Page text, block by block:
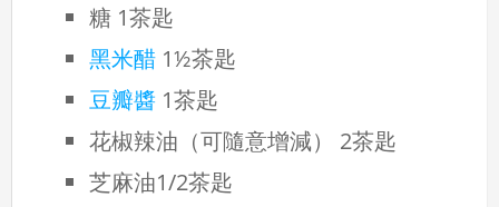
糖 1茶匙
黑米醋 1½茶匙
豆瓣醬 1茶匙
花椒辣油（可隨意增減） 2茶匙
芝麻油1/2茶匙